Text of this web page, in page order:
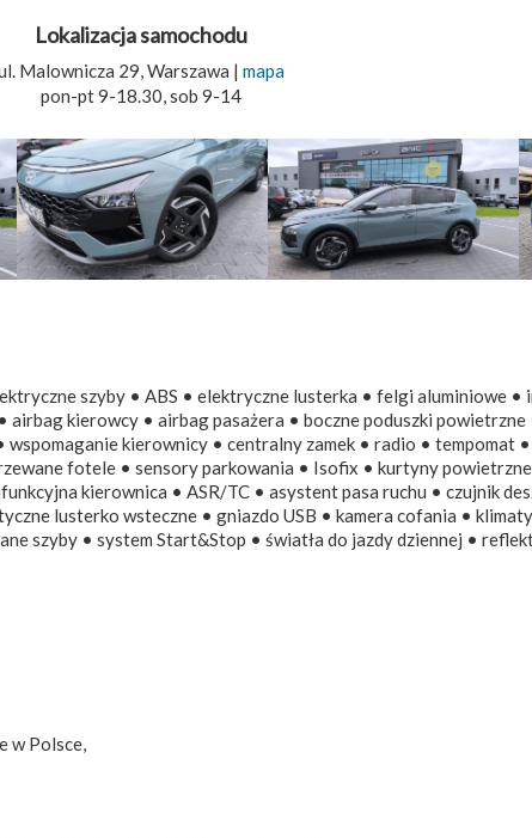
Lokalizacja samochodu
Malownicza 29, Warszawa | mapa
pon-pt 9-18.30, sob 9-14
szyby • ABS • elektryczne lusterka • felgi aluminiowe •
airbag kierowcy • airbag pasażera • boczne poduszki powietrzne
kierownicy • centralny zamek • radio • tempomat
fotele • sensory parkowania • Isofix • kurtyny
kierownica • ASR/TC • asystent pasa ruchu • czujnik
lusterko wsteczne • gniazdo USB • kamera cofania •
szyby • system Start&Stop • światła do jazdy dziennej •
w Polsce,